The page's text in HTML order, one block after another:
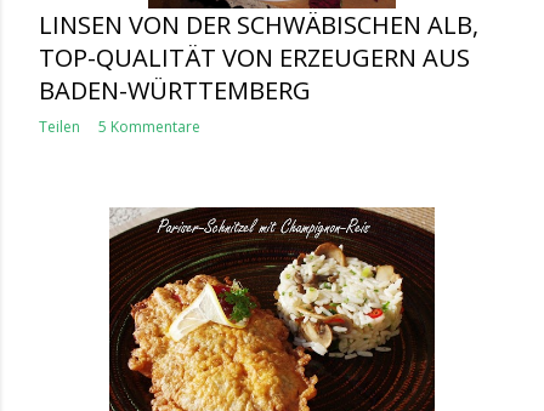
LINSEN VON DER SCHWÄBISCHEN ALB,
TOP-QUALITÄT VON ERZEUGERN AUS
BADEN-WÜRTTEMBERG
Teilen 5 Kommentare